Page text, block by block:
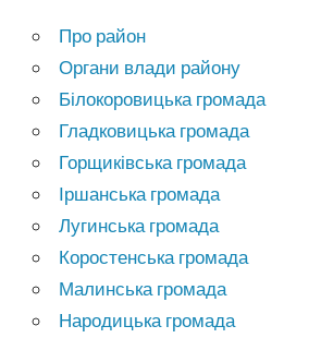
Про район
Органи влади району
Білокоровицька громада
Гладковицька громада
Горщиківська громада
Іршанська громада
Лугинська громада
Коростенська громада
Малинська громада
Народицька громада